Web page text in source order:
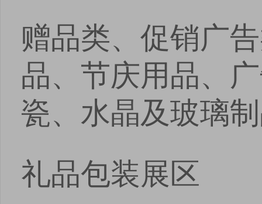
赠品类、促销广
品、节庆用品、
瓷、水晶及玻璃
礼品包装展区